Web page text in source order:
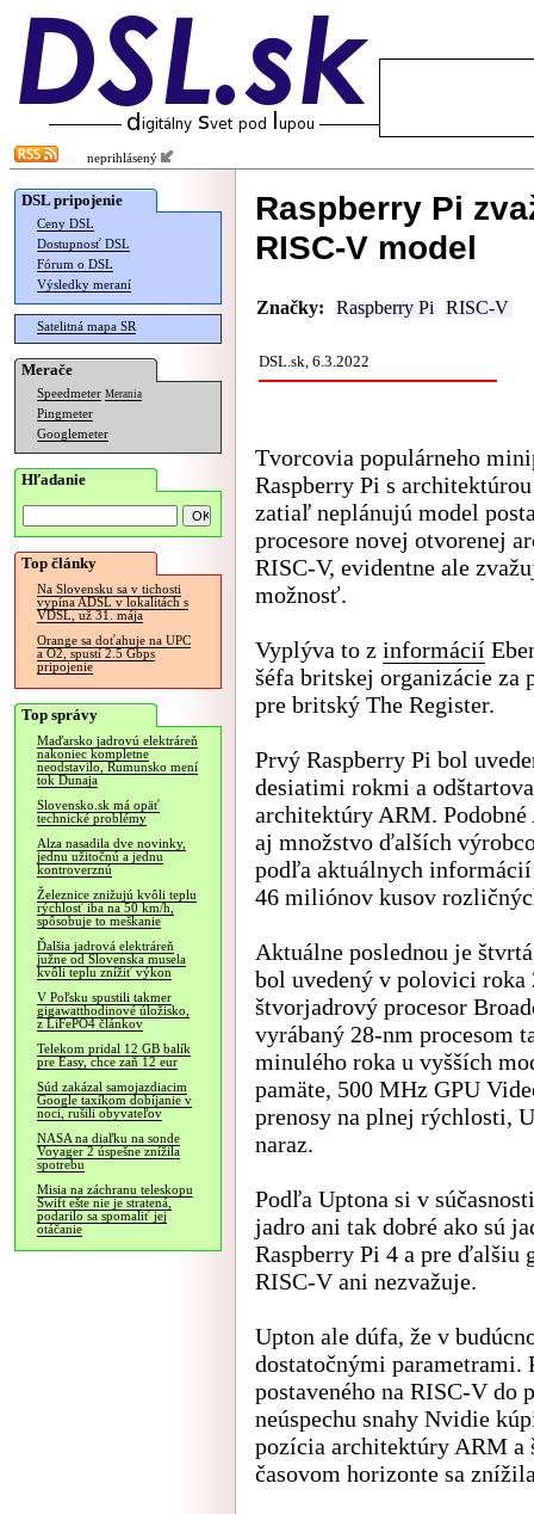
neprihlásený
DSL pripojenie
Ceny DSL
Dostupnosť DSL
Fórum o DSL
Výsledky meraní
Satelitná mapa SR
Merače
Speedmeter Merania
Pingmeter
Googlemeter
Hľadanie
Top články
Na Slovensku sa v tichosti
vypína ADSL v lokalitách s
VDSL, už 31. mája
Orange sa doťahuje na UPC
a O2, spustí 2.5 Gbps
pripojenie
Top správy
Maďarsko jadrovú elektráreň
nakoniec kompletne
neodstavilo, Rumunsko mení
tok Dunaja
Slovensko.sk má opäť
technické problémy
Alza nasadila dve novinky,
jednu užitočnú a jednu
kontroverznú
Železnice znižujú kvôli teplu
rýchlosť iba na 50 km/h,
spôsobuje to meškanie
Ďalšia jadrová elektráreň
južne od Slovenska musela
kvôli teplu znížiť výkon
V Poľsku spustili takmer
gigawatthodinové úložisko,
z LiFePO4 článkov
Telekom pridal 12 GB balík
pre Easy, chce zaň 12 eur
Súd zakázal samojazdiacim
Google taxíkom dobíjanie v
noci, rušili obyvateľov
NASA na diaľku na sonde
Voyager 2 úspešne znížila
spotrebu
Misia na záchranu teleskopu
Swift ešte nie je stratená,
podarilo sa spomaliť jej
otáčanie
Raspberry Pi
RISC-V model
Značky: Raspberry Pi RISC-V
DSL.sk, 6.3.2022
Tvorcovia populárneho
Raspberry Pi s
zatiaľ neplánujú model
procesore novej otvorenej
RISC-V, evidentne ale
možnosť.
Vyplýva to z informácií
šéfa britskej organizácie za
pre britský The Register.
Prvý Raspberry Pi bol
desiatimi rokmi a
architektúry ARM.
aj množstvo ďalších
podľa aktuálnych
46 miliónov kusov
Aktuálne poslednou je
bol uvedený v polovici roka
štvorjadrový procesor
vyrábaný 28-nm procesom
minulého roka u vyšších
pamäte, 500 MHz GPU
prenosy na plnej rýchlosti,
naraz.
Podľa Uptona si v
jadro ani tak dobré ako sú
Raspberry Pi 4 a pre ďalšiu
RISC-V ani nezvažuje.
Upton ale dúfa, že v
dostatočnými parametrami.
postaveného na RISC-V do
neúspechu snahy Nvidie
pozícia architektúry ARM a
časovom horizonte sa